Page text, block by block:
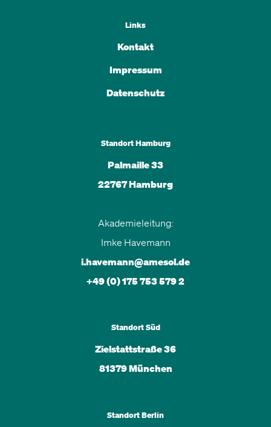
Links
Kontakt
Impressum
Datenschutz
Standort Hamburg
Palmaille 33
22767 Hamburg
Akademieleitung:
Imke Havemann
i.havemann@amesol.de
+49 (0) 175 753 579 2
Standort Süd
Zielstattstraße 36
81379 München
Standort Berlin